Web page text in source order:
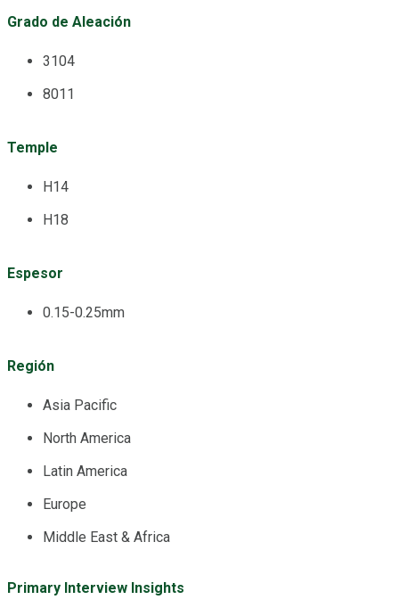
Grado de Aleación
3104
8011
Temple
H14
H18
Espesor
0.15-0.25mm
Región
Asia Pacific
North America
Latin America
Europe
Middle East & Africa
Primary Interview Insights